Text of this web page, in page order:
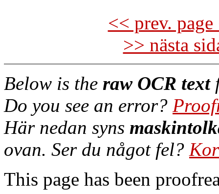
<< prev.
>> nästa
Below is the raw OCR text
Do you see an error?
Här nedan syns
ovan. Ser du något fel?
This page has been